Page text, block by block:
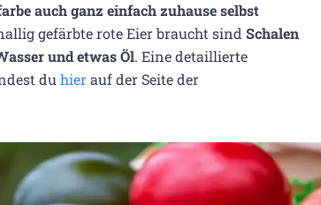
auch ganz einfach zuhause selbst
gefärbte rote Eier braucht sind Schalen
und etwas Öl. Eine detaillierte
duhierauf der Seite der